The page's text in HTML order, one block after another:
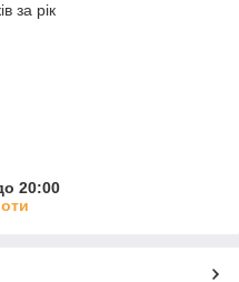
за рік
20:00